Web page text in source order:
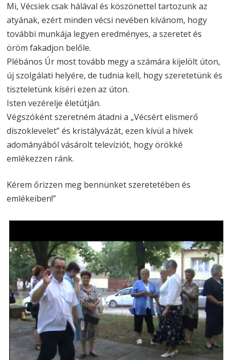
Mi, Vécsiek csak hálával és köszönettel tartozunk az
atyának, ezért minden vécsi nevében kívánom, hogy
további munkája legyen eredményes, a szeretet és
öröm fakadjon belőle.
Plébános Úr most tovább megy a számára kijelölt úton,
új szolgálati helyére, de tudnia kell, hogy szeretetünk és
tiszteletünk kíséri ezen az úton.
Isten vezérelje életútján.
Végszóként szeretném átadni a „Vécsért elismerő
díszoklevelet” és kristályvázát, ezen kívül a hívek
adományából vásárolt televíziót, hogy örökké
emlékezzen ránk.
Kérem őrizzen meg bennünket szeretetében és
emlékeiben!”